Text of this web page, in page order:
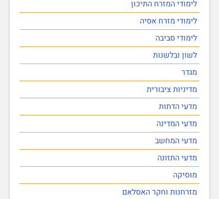
לימודי המזרח התיכון
לימודי מזרח אסיה
לימודי סביבה
לשון ובלשנות
מגדר
מדיניות ציבורית
מדעי הדתות
מדעי המדינה
מדעי המחשב
מדעי התזונה
מוסיקה
מזרחנות וחקר האסלאם